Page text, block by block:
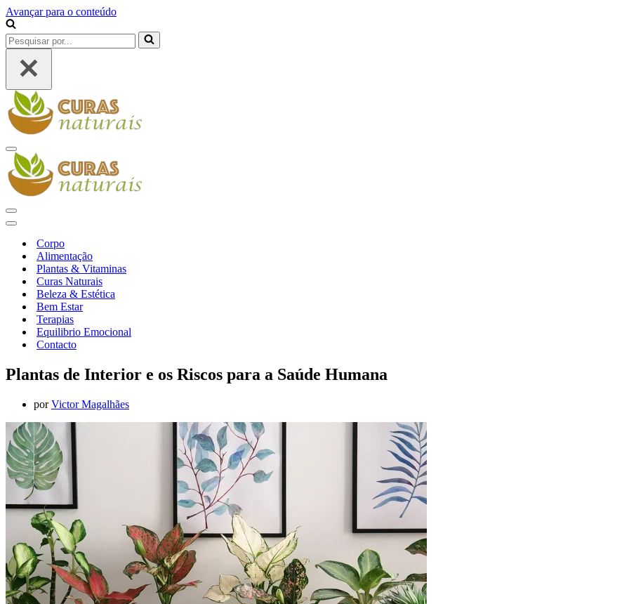
Avançar para o conteúdo
Pesquisar
por...
Menu
de
navegação
Menu
de
Menu
navegação
Corpo
Alimentação
Plantas & Vitaminas
Curas Naturais
Beleza & Estética
Bem Estar
Terapias
Equilibrio Emocional
Contacto
Plantas de Interior e os Riscos para a Saúde Humana
porVictor Magalhães